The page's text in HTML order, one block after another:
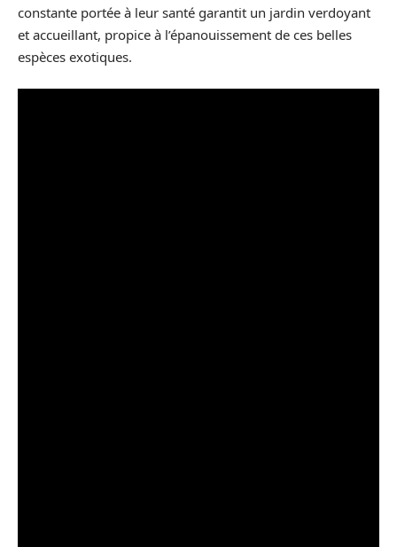
constante portée à leur santé garantit un jardin verdoyant
et accueillant, propice à l’épanouissement de ces belles
espèces exotiques.